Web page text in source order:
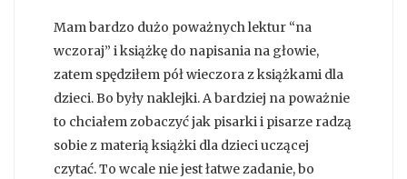
Mam bardzo dużo poważnych lektur “na
wczoraj” i książkę do napisania na głowie,
zatem spędziłem pół wieczora z książkami dla
dzieci. Bo były naklejki. A bardziej na poważnie
to chciałem zobaczyć jak pisarki i pisarze radzą
sobie z materią książki dla dzieci uczącej
czytać. To wcale nie jest łatwe zadanie, bo